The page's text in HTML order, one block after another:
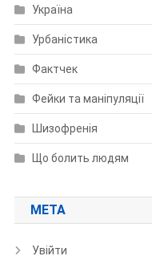
Україна
Урбаністика
Фактчек
Фейки та маніпуляції
Шизофренія
Що болить людям
МЕТА
Увійти